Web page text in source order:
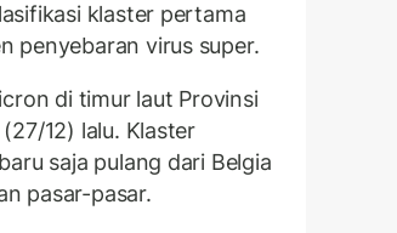
klaster pertama
penyebaran virus super.
di timur laut Provinsi
12) lalu. Klaster
saja pulang dari Belgia
pasar-pasar.